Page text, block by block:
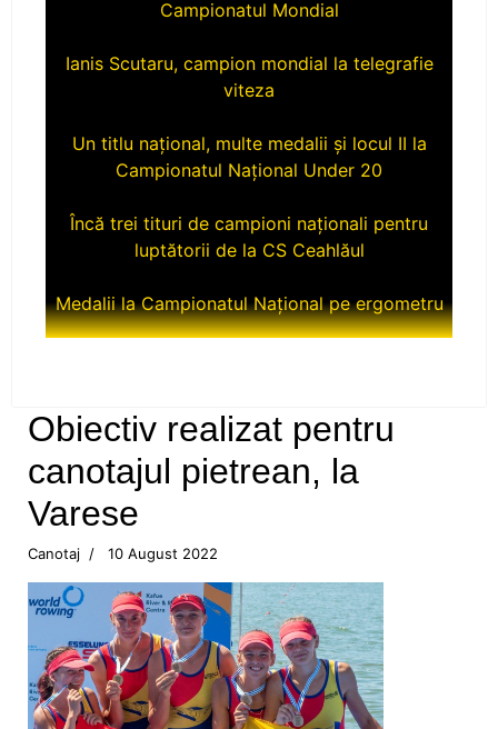
viteza
Campionatul Național Under 20
luptătorii de la CS Ceahlăul
CS Ceahlăul aduce titlul naţional la Piatra-
Campionatul Balcanic de juniori, Edirne (Turcia)
Flotila pietreană a adus aurul, acasă, din Turcia!
CS Ceahlăul, din nou pe podium
Campionatul Mondial din Canada
Mândri să reprezentăm Ceahlăul!
Bianca Drăghici vâslește în Italia
Obiectiv realizat pentru
canotajul pietrean, la
Varese
Canotaj 10 August 2022